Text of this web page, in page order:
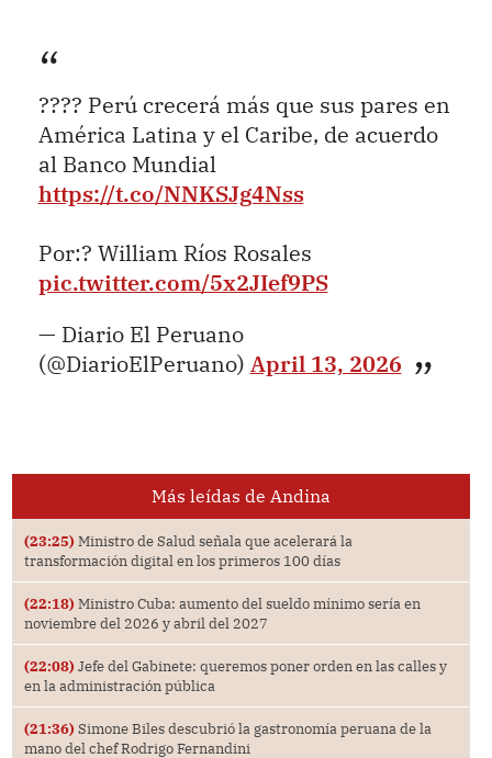
???? Perú crecerá más que sus pares en
América Latina y el Caribe, de acuerdo
al Banco Mundial
https://t.co/NNKSJg4Nss
Por:? William Ríos Rosales
pic.twitter.com/5x2JIef9PS
— Diario El Peruano
(@DiarioElPeruano) April 13, 2026
Más leídas de Andina
(23:25) Ministro de Salud señala que acelerará la
transformación digital en los primeros 100 días
(22:18) Ministro Cuba: aumento del sueldo mínimo sería en
noviembre del 2026 y abril del 2027
(22:08) Jefe del Gabinete: queremos poner orden en las calles y
en la administración pública
(21:36) Simone Biles descubrió la gastronomía peruana de la
mano del chef Rodrigo Fernandini